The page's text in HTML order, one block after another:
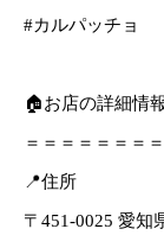
#カルパッチョ
🏠お店の詳細情
＝＝＝＝＝＝＝
📍住所
〒451-0025 愛知